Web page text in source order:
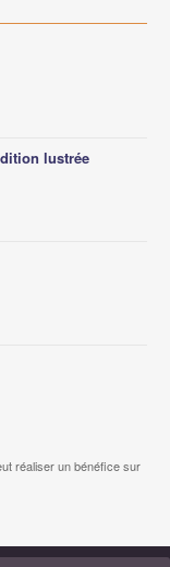
lustrée
réaliser un bénéfice sur